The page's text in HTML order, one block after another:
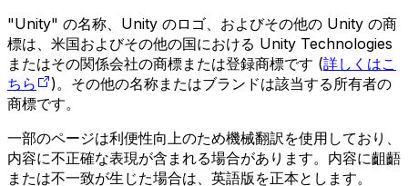
"Unity" の名称、Unity のロゴ、およびその他の Unity の商
標は、米国およびその他の国における Unity Technologies
またはその関係会社の商標または登録商標です (詳しくはこ
ちら
)。その他の名称またはブランドは該当する所有者の
商標です。
一部のページは利便性向上のため機械翻訳を使用しており、
内容に不正確な表現が含まれる場合があります。内容に齟齬
または不一致が生じた場合は、英語版を正本とします。